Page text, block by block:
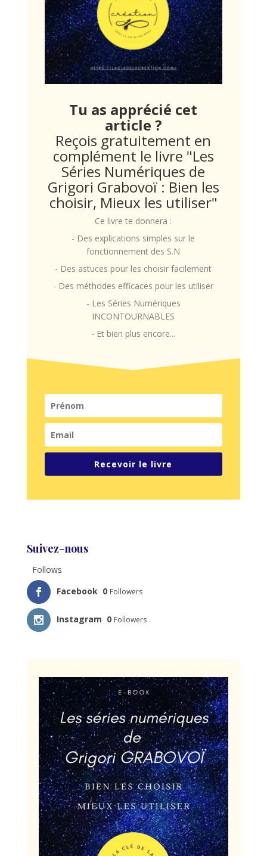
Tu as apprécié cet
article ?
Reçois gratuitement en
complément le livre "Les
Séries Numériques de
Grigori Grabovoï : Bien les
choisir, Mieux les utiliser"
Ce livre te donnera :
- Des explications simples sur le
fonctionnement des S.N
- Des astuces pour les choisir facilement
- Des méthodes efficaces pour les utiliser
- Les Séries Numériques
INCONTOURNABLES
- Et bien plus encore...
Recevoir le livre
Suivez-nous
Follows
Facebook 0 Followers
Instagram 0 Followers